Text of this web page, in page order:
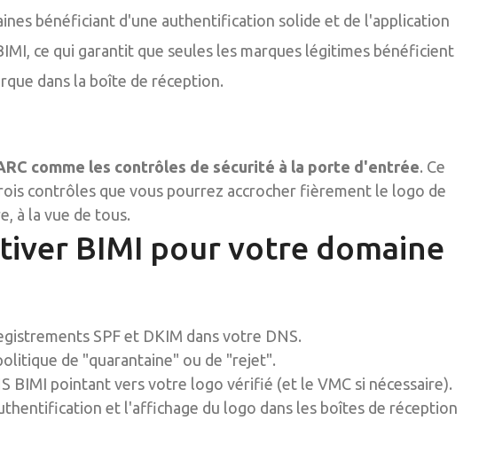
bénéficiant d'une authentification solide et de l'application
ce qui garantit que seules les marques légitimes bénéficient
dans la boîte de réception.
comme les contrôles de sécurité à la porte d'entrée. Ce
contrôles que vous pourrez accrocher fièrement le logo de
à la vue de tous.
BIMI pour votre domaine
SPF et DKIM dans votre DNS.
de "quarantaine" ou de "rejet".
BIMI pointant vers votre logo vérifié (et le VMC si nécessaire).
et l'affichage du logo dans les boîtes de réception